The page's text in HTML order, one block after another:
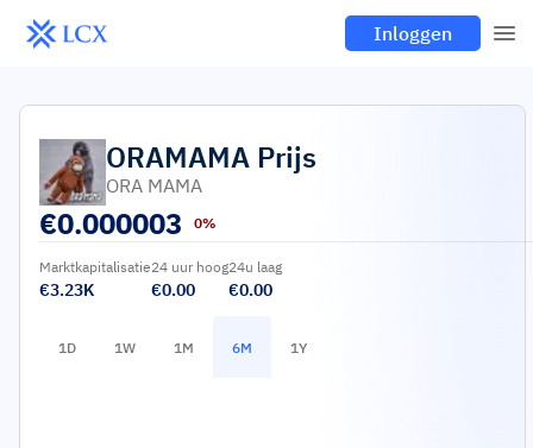
Inloggen
ORAMAMA Prijs
ORA MAMA
€0.000003 0%
Marktkapitalisatie
€3.23K
24 uur hoog
€0.00
24u laag
€0.00
1D 1W 1M 6M 1Y